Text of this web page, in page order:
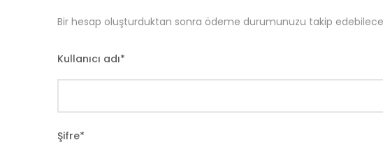
Bir hesap oluşturduktan sonra ödeme durumunuzu takip
Kullanıcı adı*
Şifre*